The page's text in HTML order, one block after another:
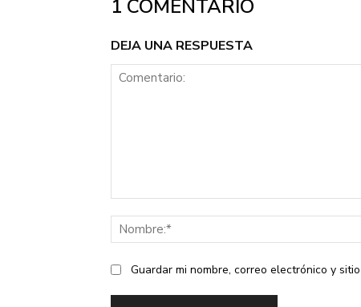
1 COMENTARIO
DEJA UNA RESPUESTA
Guardar mi nombre, correo electrónico y